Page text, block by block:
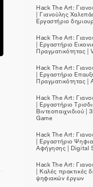
Hack The Art:
| Γιανούλης
Εργαστήριο
Hack The Art:
| Εργαστήριο
Πραγματικότητας |
Hack The Art:
| Εργαστήριο
Πραγματικότητας |
Hack The Art:
| Εργαστήριο
Βιντεοπαιχνιδιού |
Game
Hack The Art:
| Εργαστήριο
Αφήγησης | Digital
Hack The Art:
| Καλές πρακτικές
ψηφιακών έργων